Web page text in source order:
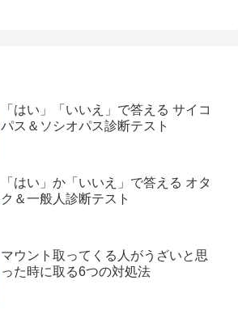
「はい」「いいえ」で答える サイコ
パス＆ソシオパス診断テスト
「はい」か「いいえ」で答える オタ
ク＆一般人診断テスト
マウント取ってくる人がうざいと思
った時に取る6つの対処法